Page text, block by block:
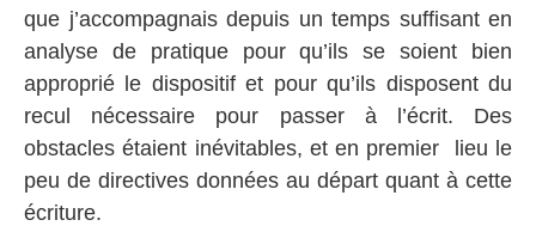
que j’accompagnais depuis un temps suffisant en
analyse de pratique pour qu’ils se soient bien
approprié le dispositif et pour qu’ils disposent du
recul nécessaire pour passer à l’écrit. Des
obstacles étaient inévitables, et en premier lieu le
peu de directives données au départ quant à cette
écriture.